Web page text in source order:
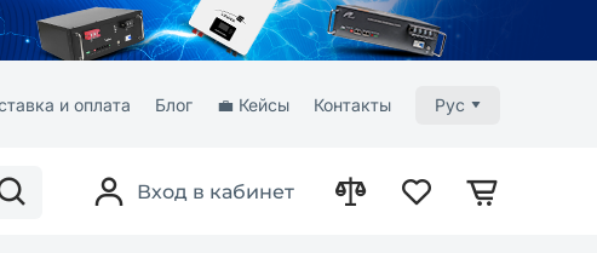
и оплата Блог 💼 Кейсы Контакты Рус
Вход в кабинет